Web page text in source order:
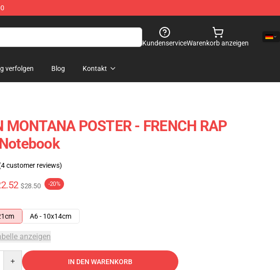
KundenserviceWarenkorb anzeigen
verfolgen Blog Kontakt
MONTANA POSTER - FRENCH RAP
customer reviews)
$28.50 -20%
A6 - 10x14cm
anzeigen
IN DEN WARENKORB